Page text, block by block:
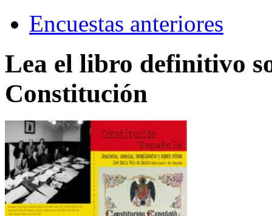
Encuestas anteriores
Lea el libro definitivo
Constitución